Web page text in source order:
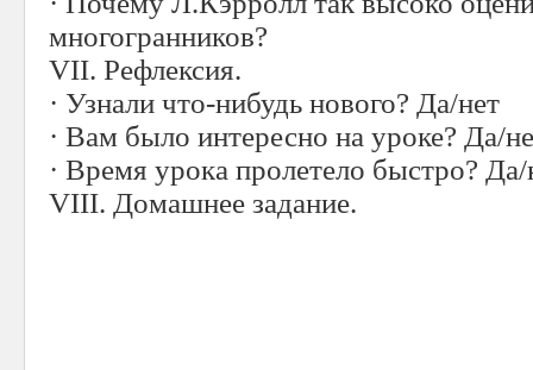
многогранников?
VII. Рефлексия.
· Узнали что-нибудь нового? Да/нет
· Вам было интересно на уроке? Да/
· Время урока пролетело быстро? Да/
VIII. Домашнее задание.